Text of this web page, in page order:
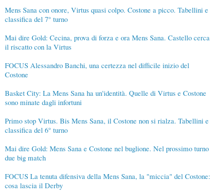
Mens Sana con onore, Virtus quasi colpo. Costone a picco. Tabellini e
classifica del 7° turno
Mai dire Gold: Cecina, prova di forza e ora Mens Sana. Castello cerca
il riscatto con la Virtus
FOCUS Alessandro Banchi, una certezza nel difficile inizio del
Costone
Basket City: La Mens Sana ha un'identità. Quelle di Virtus e Costone
sono minate dagli infortuni
Primo stop Virtus. Bis Mens Sana, il Costone non si rialza. Tabellini e
classifica del 6° turno
Mai dire Gold: Mens Sana e Costone nel buglione. Nel prossimo turno
due big match
FOCUS La tenuta difensiva della Mens Sana, la "miccia" del Costone:
cosa lascia il Derby